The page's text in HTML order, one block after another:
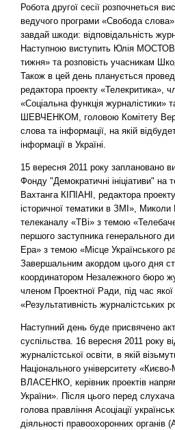
Робота другої сесії розпочнеться
ведучого програми «Свобода
завдай шкоди: відповідальність
Наступною виступить Юлія
тижня» та розповість учасникам
Також в цей день планується
редактора проекту «Телекритика»,
«Соціальна функція журналістики»
ШЕВЧЕНКОМ, головою Комітету
слова та інформації, на якій
інформації в Україні.
15 вересня 2011 року заплановано
Фонду "Демократичні ініціативи" на
Вахтанга КІПІАНІ, редактора
історичної тематики в ЗМІ»,
телеканалу «ТВі» з темою
першого заступника генерального
Ера» з темою «Місце Українського
Завершальним акордом цього дня
координатором Незалежного бюро
членом Проектної Ради, під час
«Результативність журналістських
Наступний день буде присвячено
суспільства. 16 вересня 2011 року
журналістської освіти, в якій
Національного університету
ВЛАСЕНКО, керівник проектів
України». Після цього перед
голова правління Асоціації
діяльності правоохоронних